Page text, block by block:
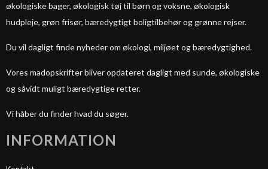
økologiske bager, økologisk tøj til børn og voksne, økologisk
hudpleje, grøn frisør, bæredygtigt boligtilbehør og grønne rejser.
Du vil dagligt finde nyheder om økologi, miljøet og bæredygtighed.
Vores madopskrifter bliver opdateret dagligt med sunde, økologiske
og såvidt muligt bæredygtige retter.
Vi håber du finder hvad du søger.
INFORMATION